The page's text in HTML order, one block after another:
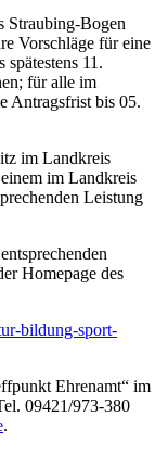
Straubing-Bogen
Vorschläge für eine
11.
für alle im
Antragsfrist bis 05.
im Landkreis
im Landkreis
Leistung
Homepage des
bildung-sport-
Ehrenamt“ im
09421/973-380
.